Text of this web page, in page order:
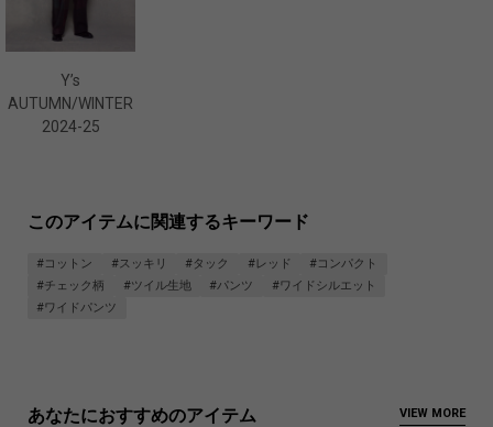
Y’s
AUTUMN/WINTER
2024-25
このアイテムに関連するキーワード
#コットン #スッキリ #タック #レッド
#コンパクト
#チェック柄
#ツイル生地 #パンツ
#ワイドシルエット
#ワイドパンツ
あなたにおすすめのアイテム VIEW MORE